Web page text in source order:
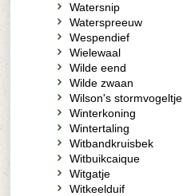
Watersnip
Waterspreeuw
Wespendief
Wielewaal
Wilde eend
Wilde zwaan
Wilson's stormvogeltje
Winterkoning
Wintertaling
Witbandkruisbek
Witbuikcaique
Witgatje
Witkeelduif